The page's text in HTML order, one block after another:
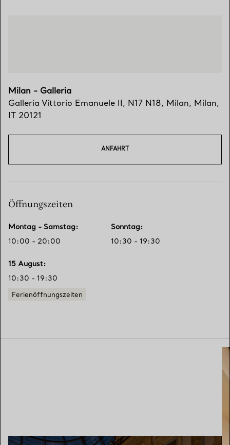
Milan - Galleria
Galleria Vittorio Emanuele II, N17 N18, Milan, Milan,
IT 20121
ANFAHRT
Öffnungszeiten
Montag - Samstag:
10:00 - 20:00
Sonntag:
10:30 - 19:30
15 August:
10:30 - 19:30
Ferienöffnungszeiten